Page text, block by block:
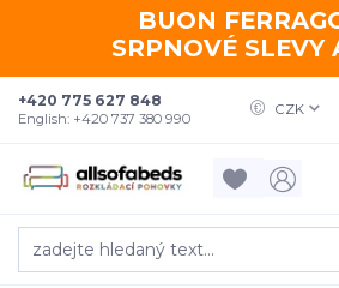
BUON
SRPNOVÉ SLEVY
CZK
+420 775 627 848
English: +420 737 380 990